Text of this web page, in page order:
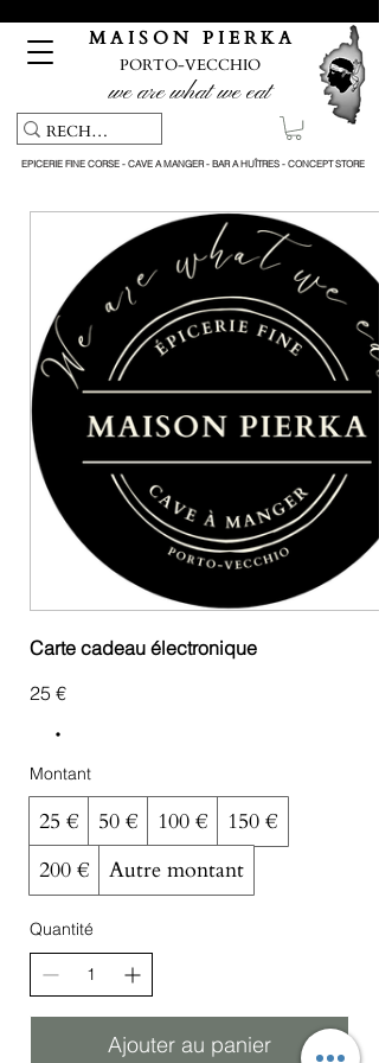
M A I S O N P I E R K A
PORTO-VECCHIO
we are what we eat
EPICERIE FINE CORSE - CAVE A MANGER - BAR A HUÎTRES - CONCEPT STORE
Carte cadeau électronique
25 €
Montant
25 € 50 € 100 €
150 €
200 €
Autre montant
Quantité
Ajouter au panier